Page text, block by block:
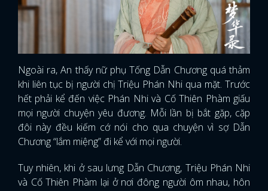
Ngoài ra, An thấy nữ phụ Tống Dẫn Chương quá thảm
khi liên tục bị người chị Triệu Phán Nhi qua mặt. Trước
hết phải kể đến việc Phán Nhi và Cố Thiên Phàm giấu
mọi người chuyện yêu đương. Mỗi lần bị bắt gặp, cặp
đôi này đều kiếm cớ nói cho qua chuyện vì sợ Dẫn
Chương “lắm miệng” đi kể với mọi người.
Tuy nhiên, khi ở sau lưng Dẫn Chương, Triệu Phán Nhi
và Cố Thiên Phàm lại ở nơi đông người ôm nhau, hôn